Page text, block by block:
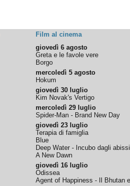
Film al cinema
giovedì 6 agosto
Greta e le favole vere
Borgo
mercoledì 5 agosto
Hokum
giovedì 30 luglio
Kim Novak's Vertigo
mercoledì 29 luglio
Spider-Man - Brand New Day
giovedì 23 luglio
Terapia di famiglia
Blue
Deep Water - Incubo dagli abissi
A New Dawn
giovedì 16 luglio
Odissea
Agent of Happiness - Il Bhutan